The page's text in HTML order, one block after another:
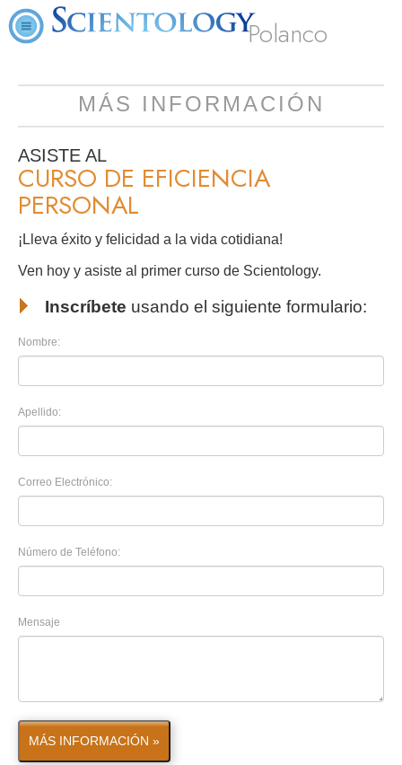
Polanco
MÁS INFORMACIÓN
ASISTE AL
CURSO DE EFICIENCIA
PERSONAL
¡Lleva éxito y felicidad a la vida cotidiana!
Ven hoy y asiste al primer curso de Scientology.
Inscríbete usando el siguiente formulario:
Nombre:
Apellido:
Correo Electrónico:
Número de Teléfono:
Mensaje
MÁS INFORMACIÓN »